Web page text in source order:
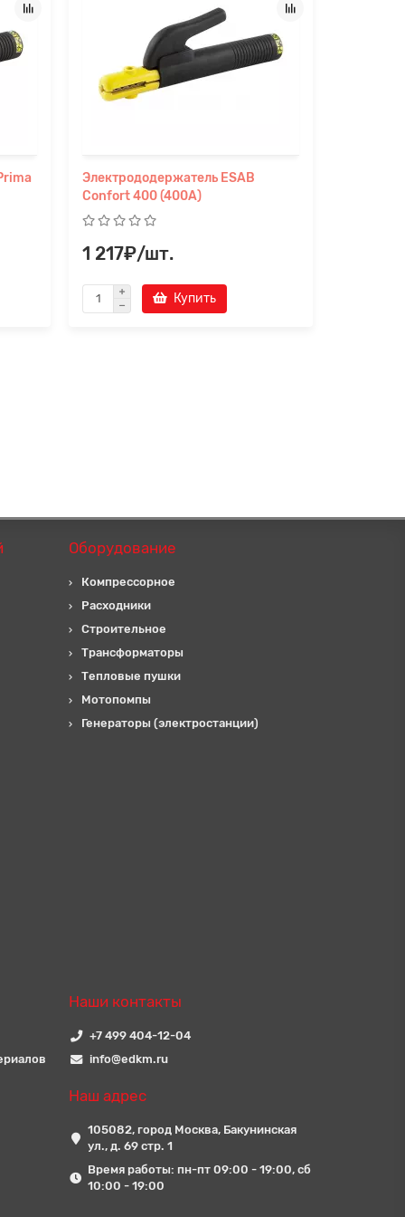
Электрододержатель ESAB
Confort 400 (400А)
1 217₽/шт.
Купить
Оборудование
Компрессорное
Расходники
Строительное
Трансформаторы
Тепловые пушки
Мотопомпы
Генераторы (электростанции)
Наши контакты
+7 499 404-12-04
info@edkm.ru
Наш адрес
105082, город Москва, Бакунинская
ул., д. 69 стр. 1
Время работы: пн-пт 09:00 - 19:00, сб
10:00 - 19:00